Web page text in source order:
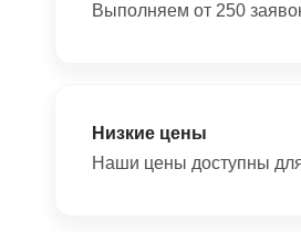
Выполняем от 250
Низкие цены
Наши цены доступны